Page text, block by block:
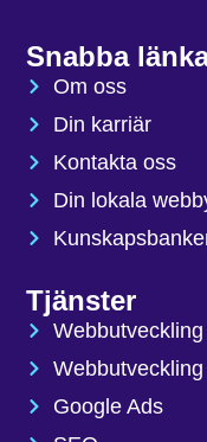
Snabba
Om oss
Din karriär
Kontakta oss
Din lokala
Tjänster
Google Ads